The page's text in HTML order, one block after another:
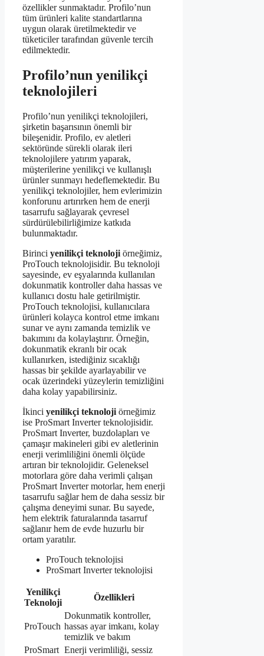
özellikler sunmaktadır. Profilo’nun
tüm ürünleri kalite standartlarına
uygun olarak üretilmektedir ve
tüketiciler tarafından güvenle tercih
edilmektedir.
Profilo’nun yenilikçi
teknolojileri
Profilo’nun yenilikçi teknolojileri,
şirketin başarısının önemli bir
bileşenidir. Profilo, ev aletleri
sektöründe sürekli olarak ileri
teknolojilere yatırım yaparak,
müşterilerine yenilikçi ve kullanışlı
ürünler sunmayı hedeflemektedir. Bu
yenilikçi teknolojiler, hem evlerimizin
konforunu artırırken hem de enerji
tasarrufu sağlayarak çevresel
sürdürülebilirliğimize katkıda
bulunmaktadır.
Birinci yenilikçi teknoloji örneğimiz,
ProTouch teknolojisidir. Bu teknoloji
sayesinde, ev eşyalarında kullanılan
dokunmatik kontroller daha hassas ve
kullanıcı dostu hale getirilmiştir.
ProTouch teknolojisi, kullanıcılara
ürünleri kolayca kontrol etme imkanı
sunar ve aynı zamanda temizlik ve
bakımını da kolaylaştırır. Örneğin,
dokunmatik ekranlı bir ocak
kullanırken, istediğiniz sıcaklığı
hassas bir şekilde ayarlayabilir ve
ocak üzerindeki yüzeylerin temizliğini
daha kolay yapabilirsiniz.
İkinci yenilikçi teknoloji örneğimiz
ise ProSmart Inverter teknolojisidir.
ProSmart Inverter, buzdolapları ve
çamaşır makineleri gibi ev aletlerinin
enerji verimliliğini önemli ölçüde
artıran bir teknolojidir. Geleneksel
motorlara göre daha verimli çalışan
ProSmart Inverter motorlar, hem enerji
tasarrufu sağlar hem de daha sessiz bir
çalışma deneyimi sunar. Bu sayede,
hem elektrik faturalarında tasarruf
sağlanır hem de evde huzurlu bir
ortam yaratılır.
ProTouch teknolojisi
ProSmart Inverter teknolojisi
Yenilikçi
Teknoloji
Özellikleri
ProTouch
Dokunmatik kontroller,
hassas ayar imkanı, kolay
temizlik ve bakım
ProSmart Enerji verimliliği, sessiz